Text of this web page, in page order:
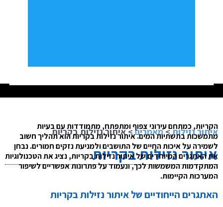
איתור נזילות>מאמרים>איתור נזילות בקריות
איתור נזילות בקריות
הקריות, כמתחם עירוני צפוף ומתפתח, מתמודדות עם בעיות
מתמשכות בתשתיות המים. איתור נזילות בקריות הוא תהליך חשוב
לשמירה על איכות החיים של התושבים ולמניעת נזקים חמורים. נבחן
את האתגרים המיוחדים של איתור נזילות בקריות, נציג את הטכנולוגיות
המתקדמות המשמשות לכך, ונעמוד על פתרונות אפשריים לשיפור
המערכות הקיימות.
האתגרים הייחודיים של איתור נזילות בקריות